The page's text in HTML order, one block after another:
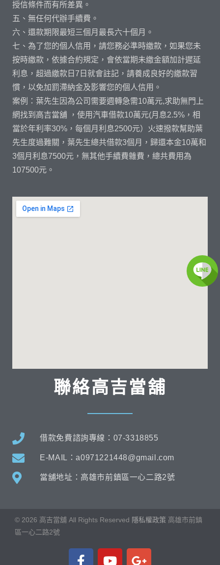
授信條件而有所差異。
五、無任何代辦手續費。
六、還款期限最短三個月最長六十個月。
七、為了您的個人信用，請您務必準時繳款，如果您未
按時繳款，依據合約規定，會依當期未繳金額加計遲延
利息，超過繳款日7日就會註記，請養成良好的繳款習
慣，以免加罰滯納金及影響您的個人信用。
案例：葉先生因為公司需要週轉急需10萬元,求助無門上
網找到高吉當舖 ，使用汽車借款10萬元(月息2.5%，相
當於年利率30%，每個月利息2500元）火速撥款幫助葉
先生度過難關，葉先生總共借款3個月，歸還本金10萬和
3個月利息7500元，無其他手續費雜費，總共費用為
107500元。
聯絡高吉當舖
借款免費諮詢專線：07-3318855
E-MAIL：a0971221448@gmail.com
當舖地址：高雄市前鎮區一心二路2號
© 2026 高吉當舖 All Rights Reserved 隱私權政策 高雄市前鎮
區一心二路2號